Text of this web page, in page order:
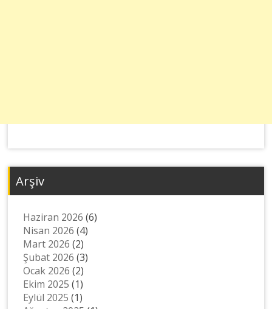
Arşiv
Haziran 2026 (6)
Nisan 2026 (4)
Mart 2026 (2)
Şubat 2026 (3)
Ocak 2026 (2)
Ekim 2025 (1)
Eylül 2025 (1)